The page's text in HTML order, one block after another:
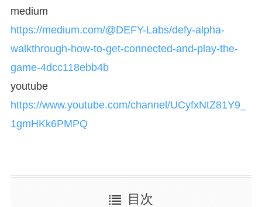
medium
https://medium.com/@DEFY-Labs/defy-alpha-
walkthrough-how-to-get-connected-and-play-the-
game-4dcc118ebb4b
youtube
https://www.youtube.com/channel/UCyfxNtZ81Y9_
1gmHKk6PMPQ
目次